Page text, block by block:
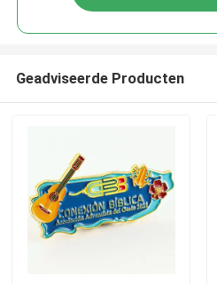
Geadviseerde Producten